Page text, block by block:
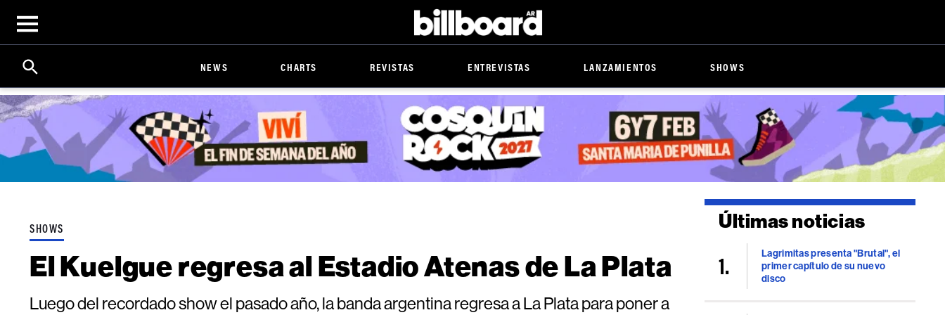
Open
menu
Billboard
Search
Click
Expand
Search
Input
NEWS CHARTS REVISTAS ENTREVISTAS LANZAMIENTOS SHOWS
SHOWS
El Kuelgue regresa al Estadio Atenas de La Plata
Luego del recordado show el pasado año, la banda argentina regresa a La Plata para poner a
Últimas noticias
Lagrimitas presenta "Brutal", el
primer capítulo de su nuevo
disco